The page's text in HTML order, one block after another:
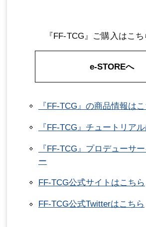
『FF-TCG』ご購入はこち
e-STOREへ
『FF-TCG』の商品情報は
『FF-TCG』チュートリア
『FF-TCG』プロデューサ
ー
FF-TCG公式サイトはこちら
FF-TCG公式Twitterはこちら